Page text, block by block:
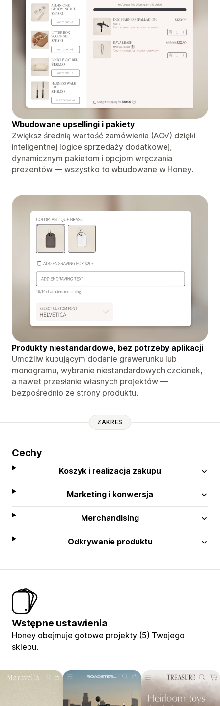
Wbudowane upsellingi i pakiety
Zwiększ średnią wartość zamówienia (AOV) dzięki
inteligentnej logice sprzedaży dodatkowej,
dynamicznym pakietom i opcjom wręczania
prezentów — wszystko to wbudowane w Honey.
Produkty niestandardowe, bez potrzeby aplikacji
Umożliw kupującym dodanie grawerunku lub
monogramu, wybranie niestandardowych czcionek,
a nawet przesłanie własnych projektów —
bezpośrednio ze strony produktu.
ZAKRES
Cechy
Koszyk i realizacja zakupu
Marketing i konwersja
Merchandising
Odkrywanie produktu
Wstępne ustawienia
Honey obejmuje gotowe projekty (5) Twojego
sklepu.